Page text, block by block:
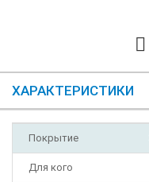
ХАРАКТЕРИСТИКИ
Покрытие
Для кого